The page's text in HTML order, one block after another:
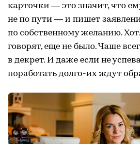
карточки — это значит, что
не по пути — и пишет
по собственному желанию.
говорят, еще не было. Чаще
в декрет. И даже если не
поработать долго-их ждут